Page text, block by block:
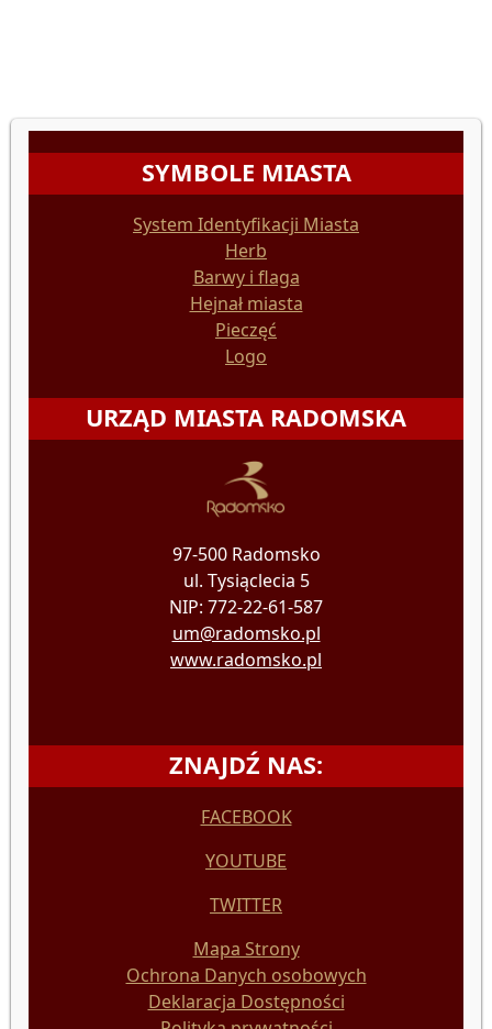
SYMBOLE MIASTA
System Identyfikacji Miasta
Herb
Barwy i flaga
Hejnał miasta
Pieczęć
Logo
URZĄD MIASTA RADOMSKA
97-500 Radomsko
ul. Tysiąclecia 5
NIP: 772-22-61-587
um@radomsko.pl
www.radomsko.pl
ZNAJDŹ NAS:
FACEBOOK
YOUTUBE
TWITTER
Mapa Strony
Ochrona Danych osobowych
Deklaracja Dostępności